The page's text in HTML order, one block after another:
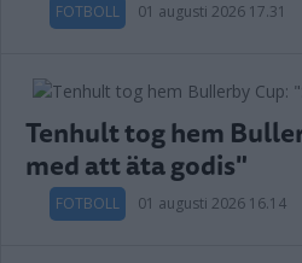
FOTBOLL 01 augusti 2026 17.31
Tenhult tog hem
med att äta godis"
FOTBOLL 01 augusti 2026 16.14